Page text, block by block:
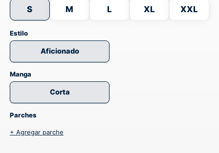
S M L XL XXL
Estilo
Aficionado
Manga
Corta
Parches
+ Agregar parche